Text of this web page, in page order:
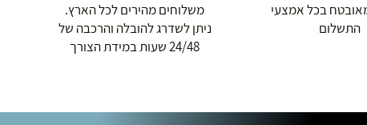
משלוחים מהירים לכל הארץ.
ניתן לשדרג להובלה והרכבה של
24/48 שעות במידת הצורך
בכל אמצעי
התשלום